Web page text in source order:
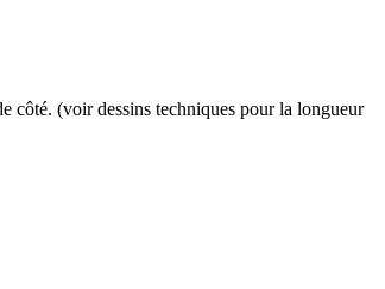
côté. (voir dessins techniques pour la longueur